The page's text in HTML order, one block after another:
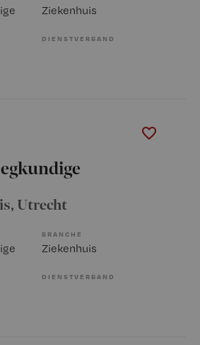
Ziekenhuis
DIENSTVERBAND
, Utrecht
BRANCHE
Ziekenhuis
DIENSTVERBAND